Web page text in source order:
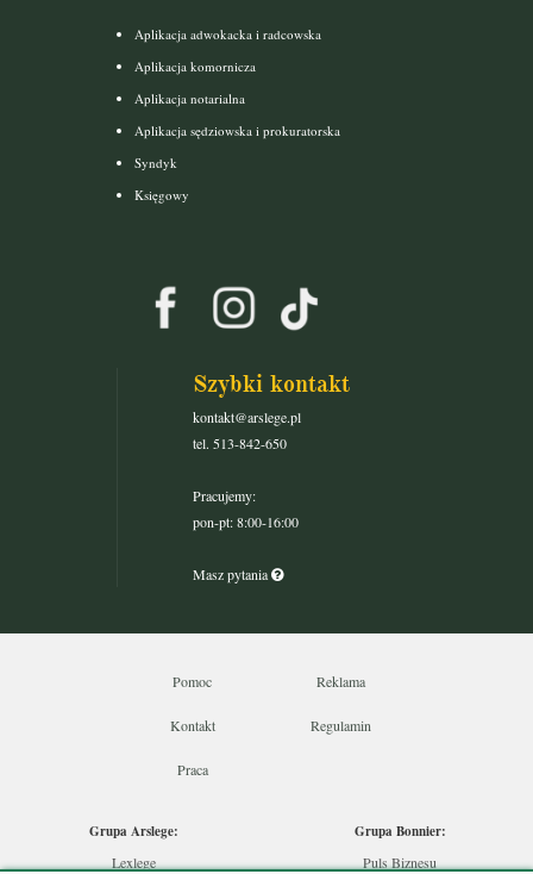
Aplikacja adwokacka i radcowska
Aplikacja komornicza
Aplikacja notarialna
Aplikacja sędziowska i prokuratorska
Syndyk
Księgowy
Szybki kontakt
kontakt@arslege.pl
tel. 513-842-650
Pracujemy:
pon-pt: 8:00-16:00
Masz pytania
Pomoc Reklama
Kontakt Regulamin
Praca
Grupa Arslege:
Lexlege
Grupa Bonnier:
Puls Biznesu